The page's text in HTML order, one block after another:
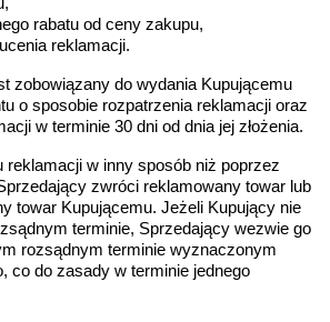
rabatu od ceny zakupu,
reklamacji.
zobowiązany do wydania Kupującemu
o sposobie rozpatrzenia reklamacji oraz
w terminie 30 dni od dnia jej złożenia.
reklamacji w inny sposób niż poprzez
zwróci reklamowany towar lub
towar Kupującemu. Jeżeli Kupujący nie
terminie, Sprzedający wezwie go
rozsądnym terminie wyznaczonym
co do zasady w terminie jednego